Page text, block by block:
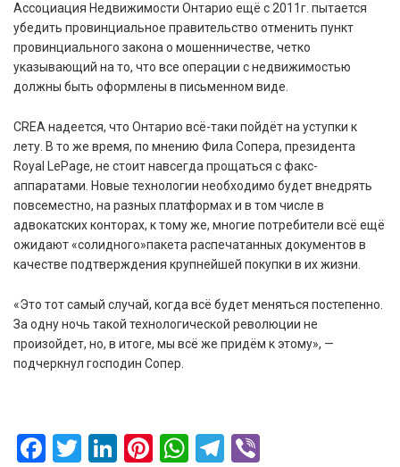
Ассоциация Недвижимости Онтарио ещё с 2011г. пытается
убедить провинциальное правительство отменить пункт
провинциального закона о мошенничестве, четко
указывающий на то, что все операции с недвижимостью
должны быть оформлены в письменном виде.
CREA надеется, что Онтарио всё-таки пойдёт на уступки к
лету. В то же время, по мнению Фила Сопера, президента
Royal LePage, не стоит навсегда прощаться с факс-
аппаратами. Новые технологии необходимо будет внедрять
повсеместно, на разных платформах и в том числе в
адвокатских конторах, к тому же, многие потребители всё ещё
ожидают «солидного»пакета распечатанных документов в
качестве подтверждения крупнейшей покупки в их жизни.
«Это тот самый случай, когда всё будет меняться постепенно.
За одну ночь такой технологической революции не
произойдет, но, в итоге, мы всё же придём к этому», —
подчеркнул господин Сопер.
Facebook
Twitter
LinkedIn
Pinterest
WhatsApp
Telegram